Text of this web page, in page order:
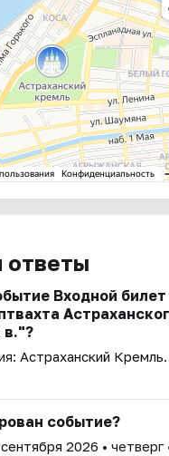
ответы
Входной билет
в."?
Астраханский Кремль
событие?
2026 • четверг